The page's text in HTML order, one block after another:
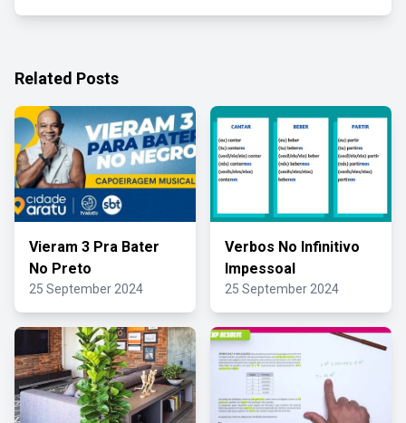
Related Posts
Vieram 3 Pra Bater
No Preto
25 September 2024
Verbos No Infinitivo
Impessoal
25 September 2024